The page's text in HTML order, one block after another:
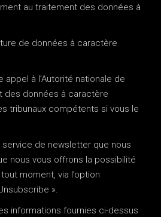
au traitement des données à
de données à caractère
à l’Autorité nationale de
des données à caractère
tribunaux compétents si vous le
de newsletter que nous
nous vous offrons la possibilité
moment, via l’option
».
informations fournies ci-dessus